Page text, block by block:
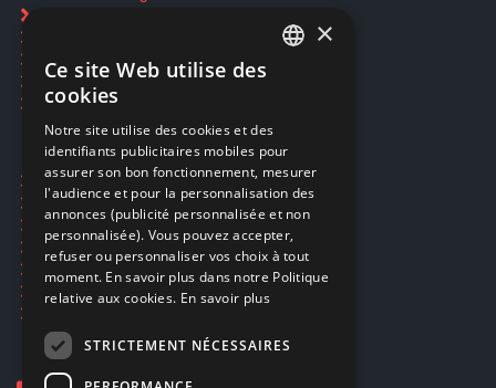
Restauration CD griffés
Réparations & SAV
Smartpoints
Ecogaming
Expédition & retours
Confidentialité
Conditions générales
EA Sport UFC 6
Call of Duty: Modern Warfare 4
Rachat et revente de jeux en cash
ENGLISH
×
Ce site Web utilise des
cookies
Notre site utilise des cookies et des
identifiants publicitaires mobiles pour
assurer son bon fonctionnement, mesurer
l'audience et pour la personnalisation des
annonces (publicité personnalisée et non
personnalisée). Vous pouvez accepter,
refuser ou personnaliser vos choix à tout
moment. En savoir plus dans notre Politique
relative aux cookies. En savoir plus
STRICTEMENT NÉCESSAIRES